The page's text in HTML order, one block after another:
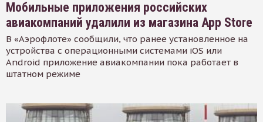
Мобильные приложения российских
авиакомпаний удалили из магазина App Store
В «Аэрофлоте» сообщили, что ранее установленное на
устройства с операционными системами iOS или
Android приложение авиакомпании пока работает в
штатном режиме